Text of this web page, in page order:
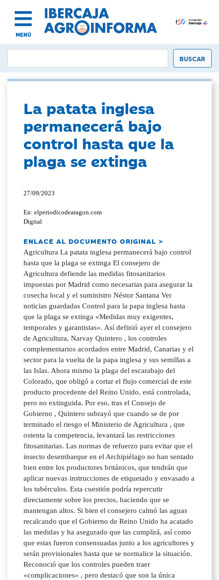
MENÚ
La patata inglesa
permanecerá bajo
control hasta que la
plaga se extinga
27/09/2023
En: elperiodicodearagon.com
Digital
ENLACE AL DOCUMENTO ORIGINAL >
Agricultura La patata inglesa permanecerá bajo control
hasta que la plaga se extinga El consejero de
Agricultura defiende las medidas fitosanitarios
impuestas por Madrid como necesarias para asegurar la
cosecha local y el suministro Néstor Santana Ver
noticias guardadas Control para la papa inglesa hasta
que la plaga se extinga «Medidas muy exigentes,
temporales y garantistas». Así definió ayer el consejero
de Agricultura, Narvay Quintero , los controles
complementarios acordados entre Madrid, Canarias y el
sector para la vuelta de la papa inglesa y sus semillas a
las Islas. Ahora mismo la plaga del escarabajo del
Colorado, que obligó a cortar el flujo comercial de este
producto procedente del Reino Unido, está controlada,
pero no extinguida. Por eso, tras el Consejo de
Gobierno , Quintero subrayó que cuando se de por
terminado el riesgo el Ministerio de Agricultura , que
ostenta la competencia, levantará las restricciones
fitosanitarias. Las normas de refuerzo para evitar que el
insecto desembarque en el Archipiélago no han sentado
bien entre los productores británicos, que tendrán que
aplicar nuevas instrucciones de etiquetado y envasado a
los tubérculos. Esta cuestión podría repercutir
directamente sobre los precios, haciendo que se
mantengan altos. Si bien el consejero calmó las aguas
recalcando que el Gobierno de Reino Unido ha acatado
las medidas y ha asegurado que las cumplirá, así como
que estas fueron consensuadas junto a los agricultores y
serán provisionales hasta que se normalice la situación.
Reconoció que los controles pueden traer
«complicaciones» , pero destacó que son la única